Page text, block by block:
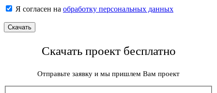
Я согласен на обработку персональных данных
Скачать проект бесплатно
Отправьте заявку и мы пришлем Вам проект